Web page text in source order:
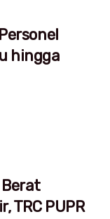
hingga
TRC PUPR